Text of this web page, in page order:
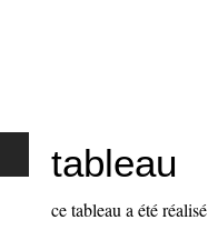
tableau
ce tableau a été